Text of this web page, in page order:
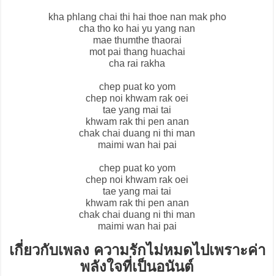
kha phlang chai thi hai thoe nan mak pho
cha tho ko hai yu yang nan
mae thumthe thaorai
mot pai thang huachai
cha rai rakha
chep puat ko yom
chep noi khwam rak oei
tae yang mai tai
khwam rak thi pen anan
chak chai duang ni thi man
maimi wan hai pai
chep puat ko yom
chep noi khwam rak oei
tae yang mai tai
khwam rak thi pen anan
chak chai duang ni thi man
maimi wan hai pai
เกี่ยวกับเพลง ความรักไม่หมดไปเพราะค่า
พลังใจที่เป็นอนันต์